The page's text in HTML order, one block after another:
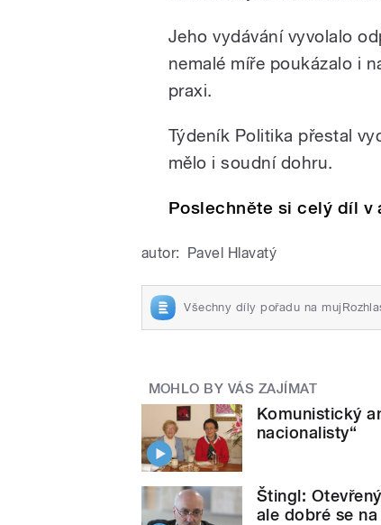
Jeho vydávání vyvolalo
nemalé míře poukázalo i
praxi.
Týdeník Politika přestal
mělo i soudní dohru.
Poslechněte si celý díl v
autor: Pavel Hlavatý
Všechny díly pořadu na
MOHLO BY VÁS ZAJÍMAT
Komunistický
nacionalisty“
Štingl:
ale dobré se